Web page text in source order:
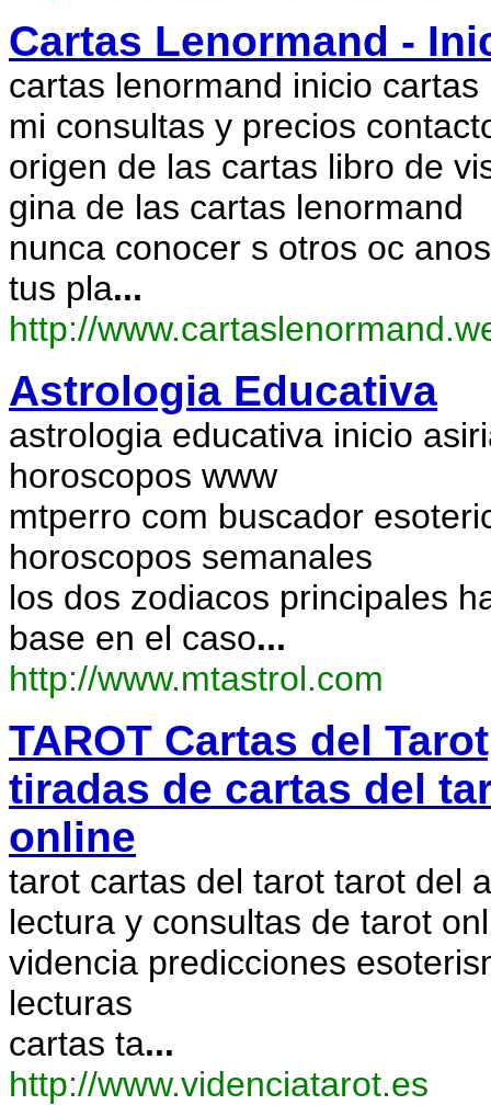
Cartas Lenormand -
cartas lenormand inicio
mi consultas y precios
origen de las cartas libro de
gina de las cartas lenormand
nunca conocer s otros oc
tus pla...
http://
Astrologia Educativa
astrologia educativa inicio
horoscopos www
mtperro com buscador
horoscopos semanales
los dos zodiacos principales
base en el caso...
http://www.mtastrol.com
TAROT Cartas del
tiradas de cartas del
online
tarot cartas del tarot tarot del
lectura y consultas de tarot
videncia predicciones
lecturas
cartas ta...
http://www.videnciatarot.es